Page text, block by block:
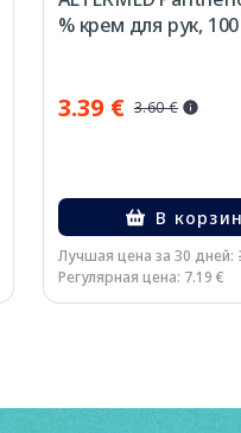
% крем для рук,
3.39 € 3.60 €
В
Лучшая цена за 30 дней:
Регулярная цена: 7.19 €